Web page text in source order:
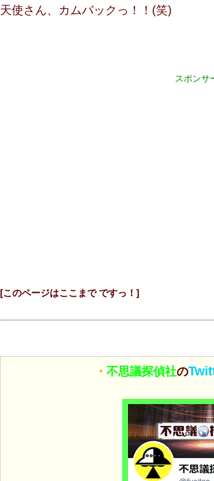
天使さん、カムバックっ！！(笑)
スポンサ
[このページはここまで ですっ！]
・ 不思議探偵社の